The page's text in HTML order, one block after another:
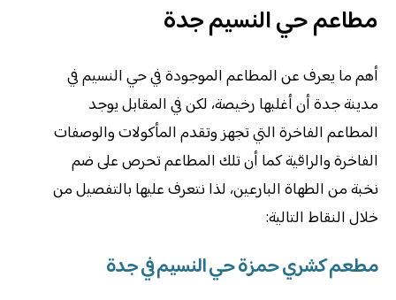
مطاعم حي النسيم جدة
أهم ما يعرف عن المطاعم الموجودة في حي النسيم في
مدينة جدة أن أغلبها رخيصة، لكن في المقابل يوجد
المطاعم الفاخرة التي تجهز وتقدم المأكولات والوصفات
الفاخرة والراقية كما أن تلك المطاعم تحرص على ضم
نخبة من الطهاة البارعين، لذا نتعرف عليها بالتفصيل من
خلال النقاط التالية:
مطعم كشري حمزة حي النسيم في جدة